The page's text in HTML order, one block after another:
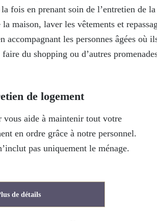
la fois en prenant soin de l’entretien de la
maison, laver les vêtements et
accompagnant les personnes âgées où
du shopping ou d’autres
de logement
vous aide à maintenir tout votre
en ordre grâce à notre personnel.
pas uniquement le ménage.
de détails